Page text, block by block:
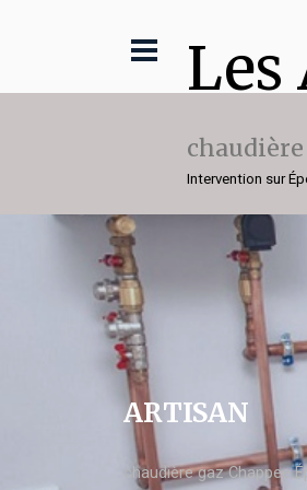
Les
Intervention sur
ARTISAN
chaudière gaz Chappee